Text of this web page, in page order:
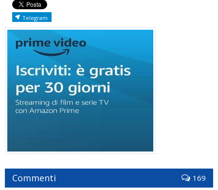
Telegram
Commenti 169